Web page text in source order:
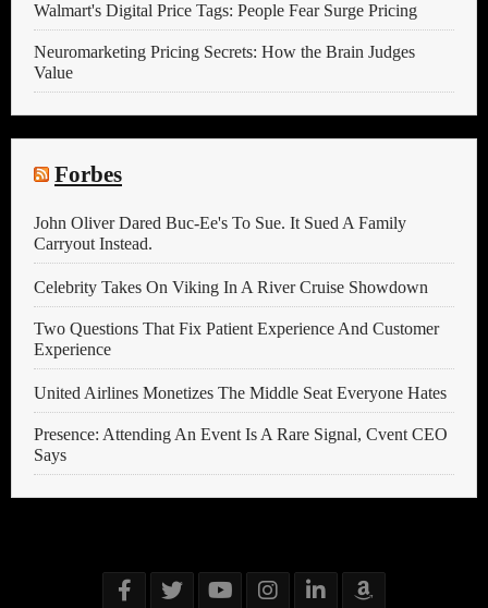
Walmart's Digital Price Tags: People Fear Surge Pricing
Neuromarketing Pricing Secrets: How the Brain Judges
Value
Forbes
John Oliver Dared Buc-Ee's To Sue. It Sued A Family
Carryout Instead.
Celebrity Takes On Viking In A River Cruise Showdown
Two Questions That Fix Patient Experience And Customer
Experience
United Airlines Monetizes The Middle Seat Everyone Hates
Presence: Attending An Event Is A Rare Signal, Cvent CEO
Says